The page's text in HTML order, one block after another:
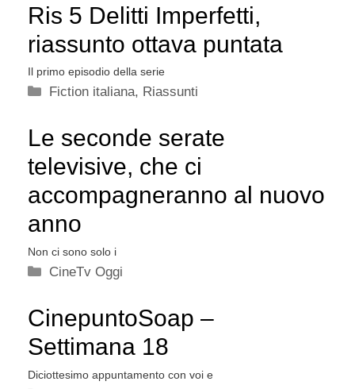
Ris 5 Delitti Imperfetti,
riassunto ottava puntata
Il primo episodio della serie
Categorie
Fiction italiana, Riassunti
Le seconde serate
televisive, che ci
accompagneranno al nuovo
anno
Non ci sono solo i
Categorie
CineTv Oggi
CinepuntoSoap –
Settimana 18
Diciottesimo appuntamento con voi e